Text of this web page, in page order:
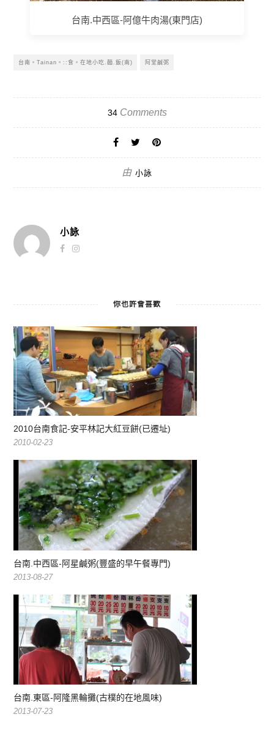
台南.中西區-阿億牛肉湯(東門店)
台南。Tainan。::食。在地小吃.麵.飯(南) 阿堂鹹粥
34Comments
由 小詠
小詠
你也許會喜歡
2010台南食記-安平林記大紅豆餅(已遷址)
2010-02-23
台南.中西區-阿星鹹粥(豐盛的早午餐專門)
2013-08-27
台南.東區-阿隆黑輪攤(古樸的在地風味)
2013-07-23